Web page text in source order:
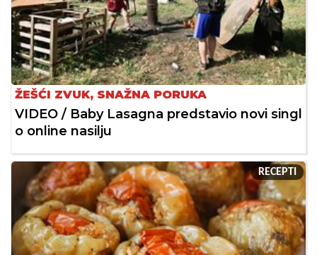
ŽEŠĆI ZVUK, SNAŽNA PORUKA
VIDEO / Baby Lasagna predstavio novi singl
o online nasilju
RECEPTI